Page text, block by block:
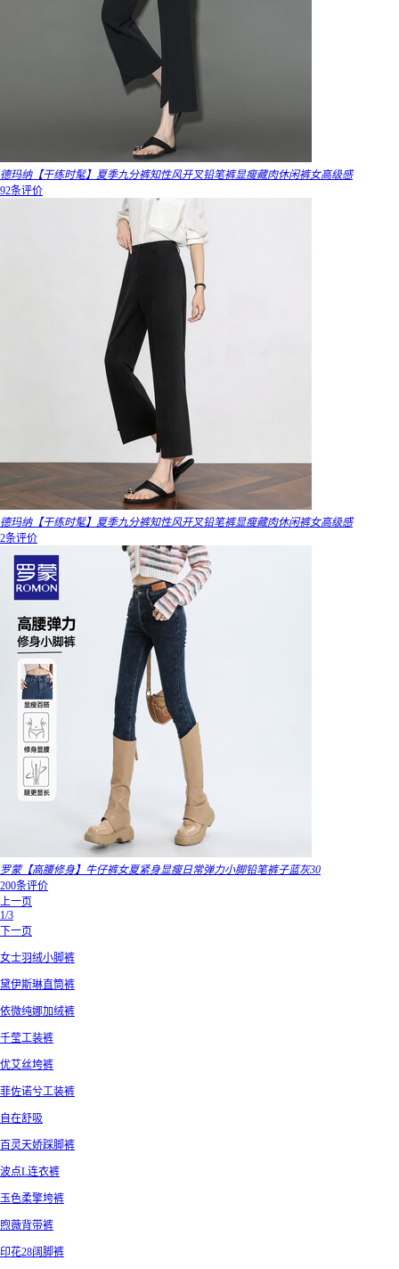
德玛纳【干练时髦】夏季九分裤知性风开叉铅笔裤显瘦藏肉休闲裤女高级感
92条评价
德玛纳【干练时髦】夏季九分裤知性风开叉铅笔裤显瘦藏肉休闲裤女高级感
2条评价
罗蒙【高腰修身】牛仔裤女夏紧身显瘦日常弹力小脚铅笔裤子蓝灰30
200条评价
上一页
1/3
下一页
女士羽绒小脚裤
黛伊斯琳直筒裤
依微纯娜加绒裤
千莹工装裤
优艾丝垮裤
菲佐诺兮工装裤
自在舒吸
百灵天娇踩脚裤
波点L连衣裤
玉色柔擎垮裤
煦薇背带裤
印花28阔脚裤